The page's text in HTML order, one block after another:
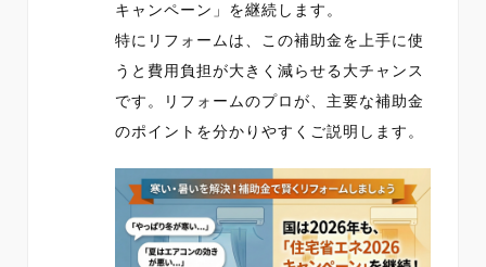
キャンペーン 」を継続します。
特にリフォームは、この補助金を上手に使
うと費用負担が大きく減らせる大チャンス
です。リフォームのプロが、主要な補助金
のポイントを分かりやすくご説明します。